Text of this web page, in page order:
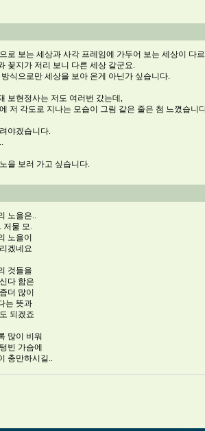
로 보는 세상과 사각 프레임에 가두어 보는 세상이 다
꽃지가 저리 보니 다른 세상 같군요.
방식으로만 세상을 보아 온게 아닌가 싶습니다.
보현정사는 저도 여러번 갔는데,
저 각도로 지나는 모습이 그림 같은 줄은 첨 느꼈습니
야겠습니다.
을 보러 가고 싶습니다.
노을은..
저물 모.
노을이
겠네요
것들을
다 함은
더 많이
는 뜻과
되겠죠
많이 비워
빈 가슴에
충만하시길..